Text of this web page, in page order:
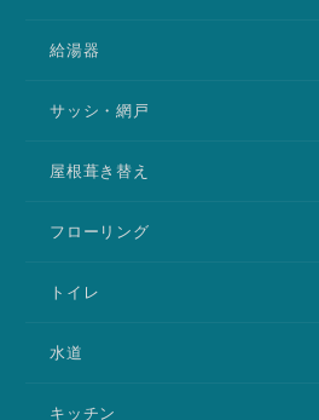
給湯器
サッシ・網戸
屋根葺き替え
フローリング
トイレ
水道
キッチン